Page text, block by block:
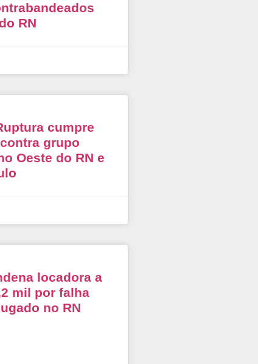
RN
cumpre
grupo
Oeste do RN e
locadora a
mil por falha
no RN